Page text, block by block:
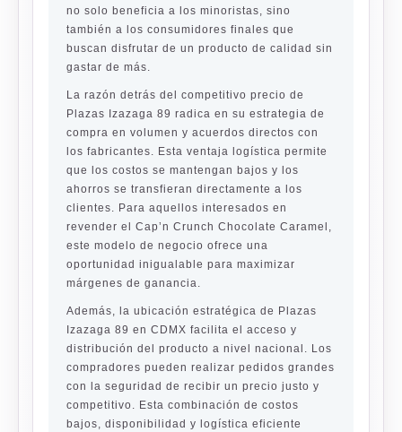
no solo beneficia a los minoristas, sino
también a los consumidores finales que
buscan disfrutar de un producto de calidad sin
gastar de más.
La razón detrás del competitivo precio de
Plazas Izazaga 89 radica en su estrategia de
compra en volumen y acuerdos directos con
los fabricantes. Esta ventaja logística permite
que los costos se mantengan bajos y los
ahorros se transfieran directamente a los
clientes. Para aquellos interesados en
revender el Cap’n Crunch Chocolate Caramel,
este modelo de negocio ofrece una
oportunidad inigualable para maximizar
márgenes de ganancia.
Además, la ubicación estratégica de Plazas
Izazaga 89 en CDMX facilita el acceso y
distribución del producto a nivel nacional. Los
compradores pueden realizar pedidos grandes
con la seguridad de recibir un precio justo y
competitivo. Esta combinación de costos
bajos, disponibilidad y logística eficiente